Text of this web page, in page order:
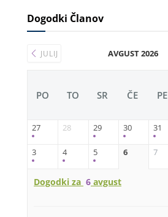
Dogodki Članov
JULIJ AVGUST 2026
PO TO SR ČE PE
27 28 29 30 31
3 4 5 6 7
Dogodki za 6 avgust